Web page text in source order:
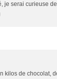
je serai curieuse
kilos de chocolat,